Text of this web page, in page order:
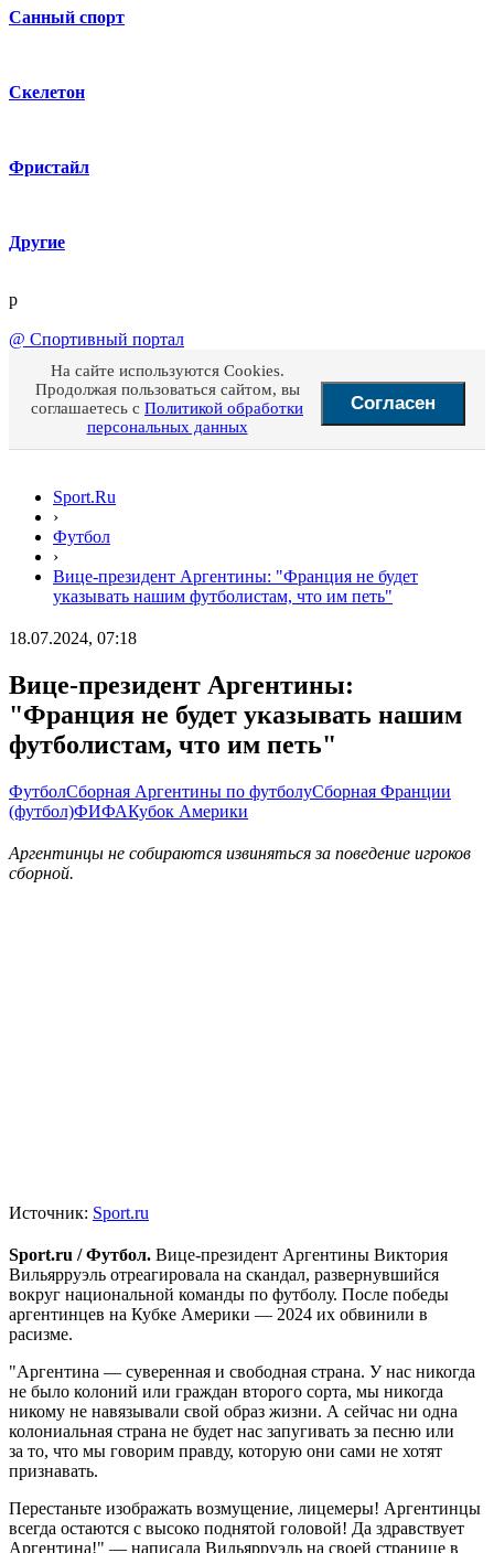
Санный спорт
Скелетон
Фристайл
Другие
p
@ Спортивный портал
На сайте используются Cookies.
Продолжая пользоваться сайтом, вы
соглашаетесь с Политикой обработки
персональных данных
Согласен
Sport.Ru
›
Футбол
›
Вице-президент Аргентины: "Франция не будет
указывать нашим футболистам, что им петь"
18.07.2024, 07:18
Вице-президент Аргентины:
"Франция не будет указывать нашим
футболистам, что им петь"
ФутболСборная Аргентины по футболуСборная Франции
(футбол)ФИФАКубок Америки
Аргентинцы не собираются извиняться за поведение игроков
сборной.
Источник: Sport.ru
Sport.ru / Футбол. Вице-президент Аргентины Виктория
Вильярруэль отреагировала на скандал, развернувшийся
вокруг национальной команды по футболу. После победы
аргентинцев на Кубке Америки — 2024 их обвинили в
расизме.
"Аргентина — суверенная и свободная страна. У нас никогда
не было колоний или граждан второго сорта, мы никогда
никому не навязывали свой образ жизни. А сейчас ни одна
колониальная страна не будет нас запугивать за песню или
за то, что мы говорим правду, которую они сами не хотят
признавать.
Перестаньте изображать возмущение, лицемеры! Аргентинцы
всегда остаются с высоко поднятой головой! Да здравствует
Аргентина!" — написала Вильярруэль на своей странице в